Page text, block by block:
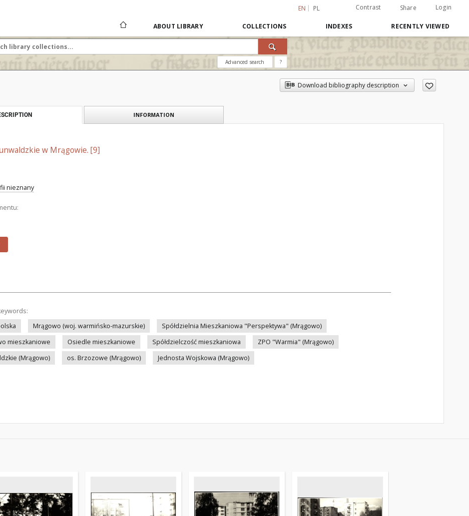
EN PL Contrast Share Login
ABOUT LIBRARY COLLECTIONS INDEXES RECENTLY VIEWED
Advanced search ?
Download bibliography description
INFORMATION
w Mrągowie. [9]
nieznany
Mrągowo (woj. warmińsko-mazurskie)
Spółdzielnia Mieszkaniowa "Perspektywa" (Mrągowo)
mieszkaniowe
Osiedle mieszkaniowe Spółdzielczość mieszkaniowa
ZPO "Warmia" (Mrągowo)
(Mrągowo)
os. Brzozowe (Mrągowo) Jednosta Wojskowa (Mrągowo)